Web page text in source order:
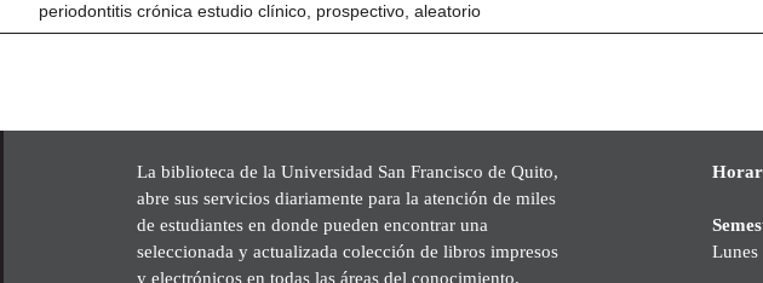
periodontitis crónica estudio clínico, prospectivo, aleatorio
La biblioteca de la Universidad San Francisco de Quito,
abre sus servicios diariamente para la atención de miles
de estudiantes en donde pueden encontrar una
seleccionada y actualizada colección de libros impresos
y electrónicos en todas las áreas del conocimiento,
Lunes